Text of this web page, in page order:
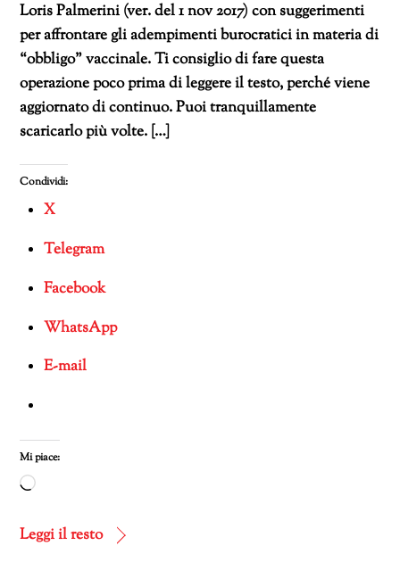
Loris Palmerini (ver. del 1 nov 2017) con suggerimenti
per affrontare gli adempimenti burocratici in materia di
“obbligo” vaccinale. Ti consiglio di fare questa
operazione poco prima di leggere il testo, perché viene
aggiornato di continuo. Puoi tranquillamente
scaricarlo più volte. […]
Condividi:
X
Telegram
Facebook
WhatsApp
E-mail
Mi piace:
Caricamento
corso…
Leggi il resto